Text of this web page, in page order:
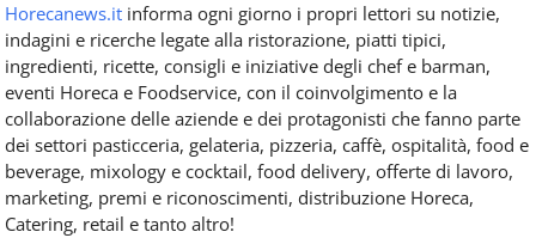
Horecanews.it informa ogni giorno i propri lettori su notizie,
indagini e ricerche legate alla ristorazione, piatti tipici,
ingredienti, ricette, consigli e iniziative degli chef e barman,
eventi Horeca e Foodservice, con il coinvolgimento e la
collaborazione delle aziende e dei protagonisti che fanno parte
dei settori pasticceria, gelateria, pizzeria, caffè, ospitalità, food e
beverage, mixology e cocktail, food delivery, offerte di lavoro,
marketing, premi e riconoscimenti, distribuzione Horeca,
Catering, retail e tanto altro!